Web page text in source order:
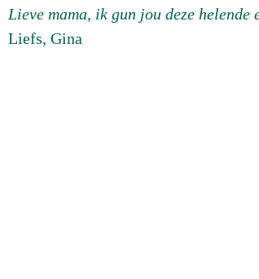
Lieve mama, ik gun jou deze
Liefs, Gina